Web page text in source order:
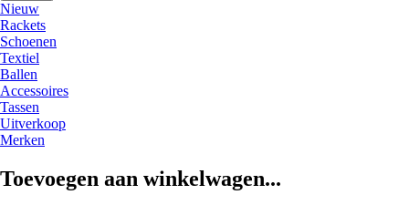
Nieuw
Rackets
Schoenen
Textiel
Ballen
Accessoires
Tassen
Uitverkoop
Merken
Toevoegen aan winkelwagen...